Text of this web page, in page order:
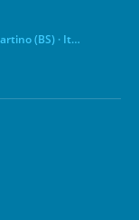
Via per Ospitaletto, 159 · 25046 - Cazzago San Martino (BS) · Italia